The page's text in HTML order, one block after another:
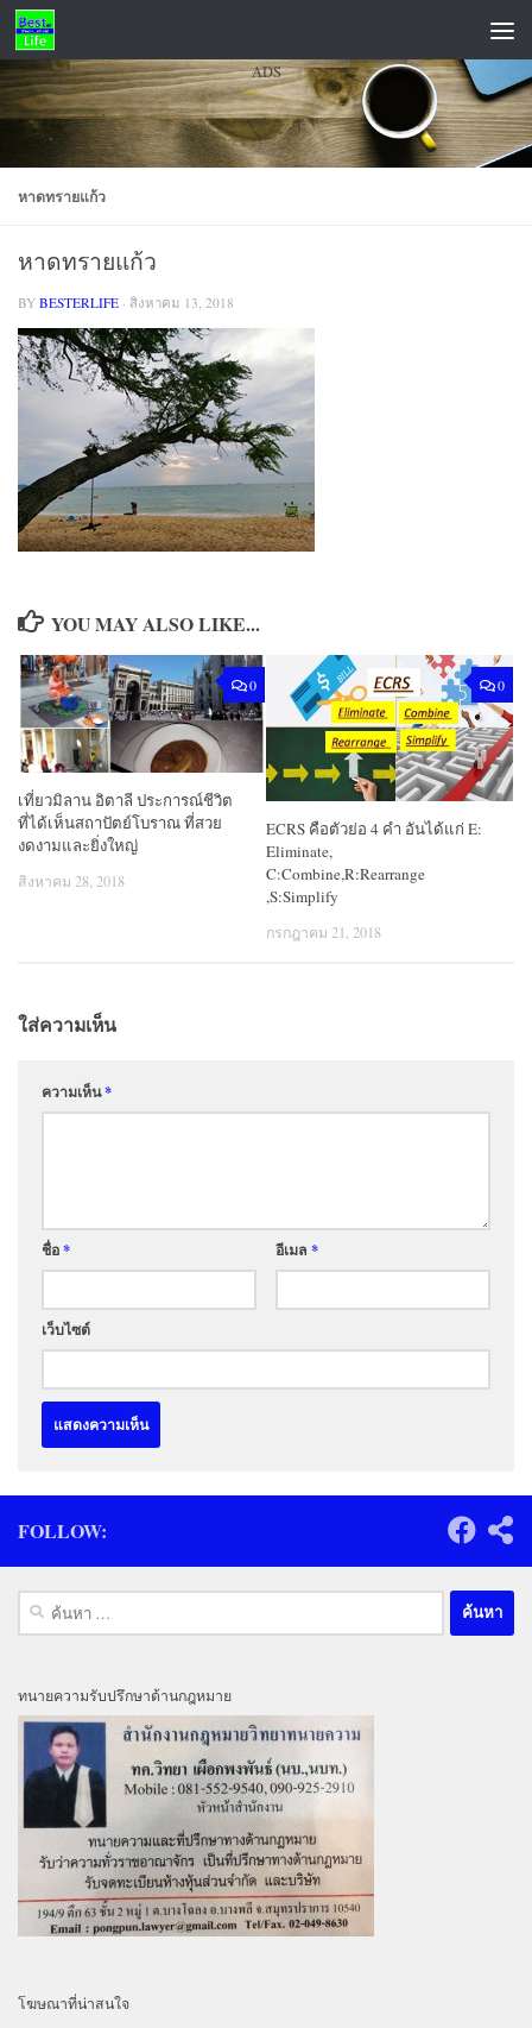
Skip to content
ADS
หาดทรายแก้ว
หาดทรายแก้ว
BY BESTERLIFE · สิงหาคม 13, 2018
YOU MAY ALSO LIKE...
0
เที่ยวมิลาน อิตาลี ประการณ์ชีวิต
ที่ได้เห็นสถาปัตย์โบราณ ที่สวย
งดงามและยิ่งใหญ่
สิงหาคม 28, 2018
0
ECRS คือตัวย่อ 4 คำ อันได้แก่ E:
Eliminate,
C:Combine,R:Rearrange
,S:Simplify
กรกฎาคม 21, 2018
ใส่ความเห็น
ความเห็น*
ชื่อ* อีเมล *
เว็บไซต์
FOLLOW:
ค้นหา
สำหรับ:
ทนายความรับปรึกษาด้านกฎหมาย
โฆษณาที่น่าสนใจ